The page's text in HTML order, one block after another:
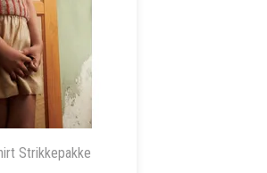
Strikkepakke